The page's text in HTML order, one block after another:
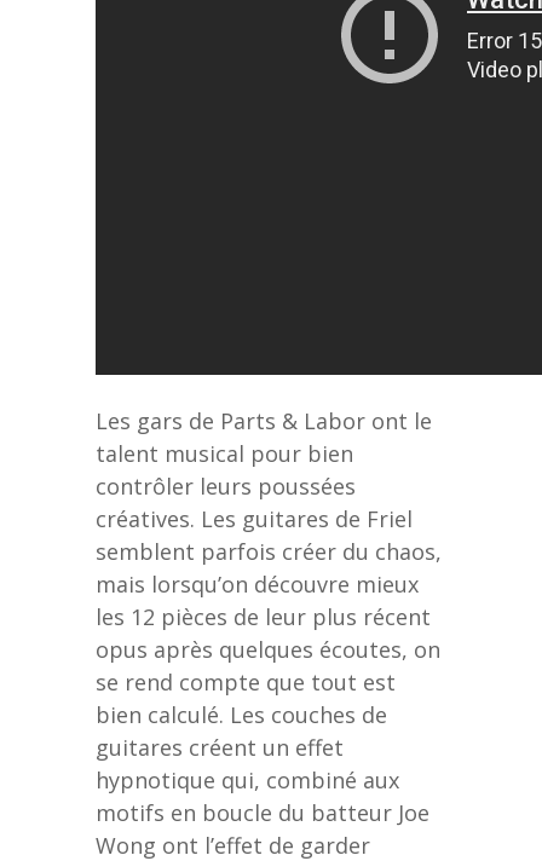
Les gars de Parts & Labor ont le
talent musical pour bien
contrôler leurs poussées
créatives. Les guitares de Friel
semblent parfois créer du chaos,
mais lorsqu’on découvre mieux
les 12 pièces de leur plus récent
opus après quelques écoutes, on
se rend compte que tout est
bien calculé. Les couches de
guitares créent un effet
hypnotique qui, combiné aux
motifs en boucle du batteur Joe
Wong ont l’effet de garder